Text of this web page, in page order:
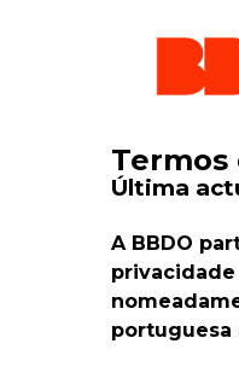
Termos
Última
A BBDO
portuguesa